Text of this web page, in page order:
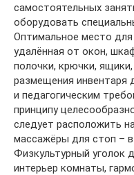
самостоятельных
оборудовать
Оптимальное место
удалённая от окон,
полочки, крючки,
размещения инвентаря
и педагогическим
принципу
следует расположить
массажёры для стоп – в
Физкультурный уголок
интерьер комнаты,